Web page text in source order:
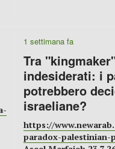
1 settimana fa
Tra
indesiderati: i
potrebbero
israeliane?
https://
paradox-palestinian-